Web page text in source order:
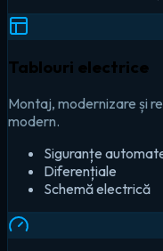
Tablouri electrice
Montaj, modernizare și
modern.
Siguranțe
Diferențiale
Schemă electrică